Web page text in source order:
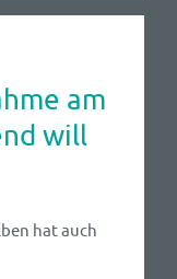
am
will
hat auch